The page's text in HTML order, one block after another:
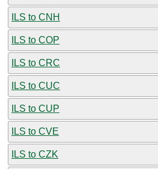
ILS to CNH
ILS to COP
ILS to CRC
ILS to CUC
ILS to CUP
ILS to CVE
ILS to CZK